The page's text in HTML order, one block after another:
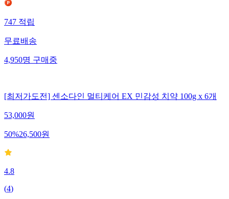
747적립
무료배송
4,950명구매중
[최저가도전] 센소다인 멀티케어 EX 민감성 치약 100g x 6개
53,000원
50%26,500원
4.8
(4)